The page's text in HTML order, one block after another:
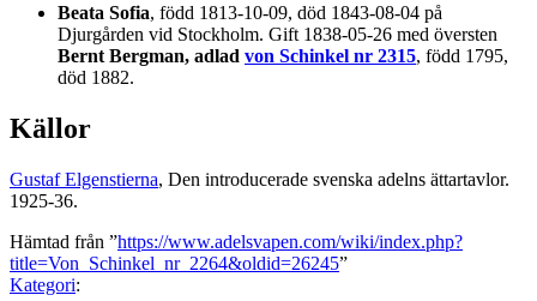
Beata Sofia, född 1813-10-09, död 1843-08-04 på
Djurgården vid Stockholm. Gift 1838-05-26 med översten
Bernt Bergman, adlad von Schinkel nr 2315, född 1795,
död 1882.
Källor
Gustaf Elgenstierna, Den introducerade svenska adelns ättartavlor.
1925-36.
Hämtad från ”https://www.adelsvapen.com/wiki/index.php?
title=Von_Schinkel_nr_2264&oldid=26245”
Kategori: